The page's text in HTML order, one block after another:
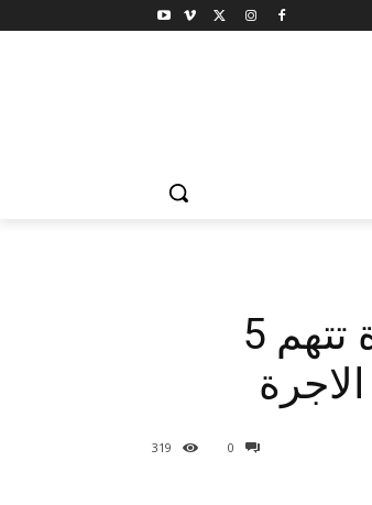
فضيحة بالدقهلية: ربة منزل فاجرة تتهم 5
0
319